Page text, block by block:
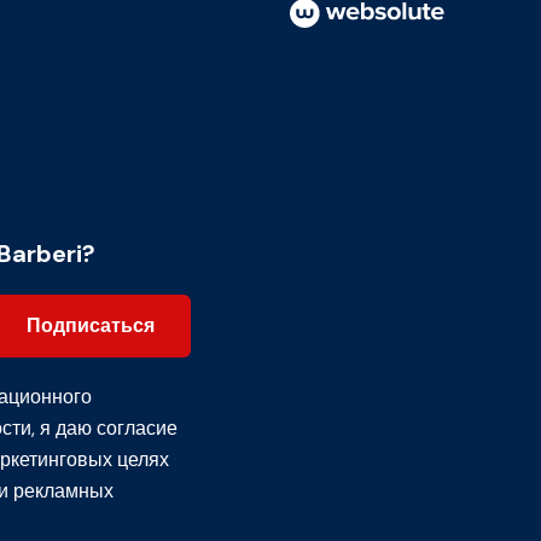
Подписаться
, я даю согласие
целях
рекламных